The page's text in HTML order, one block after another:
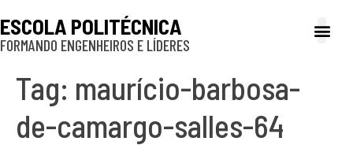
ESCOLA POLITÉCNICA
FORMANDO ENGENHEIROS E LÍDERES
Tag: maurício-barbosa-
de-camargo-salles-64